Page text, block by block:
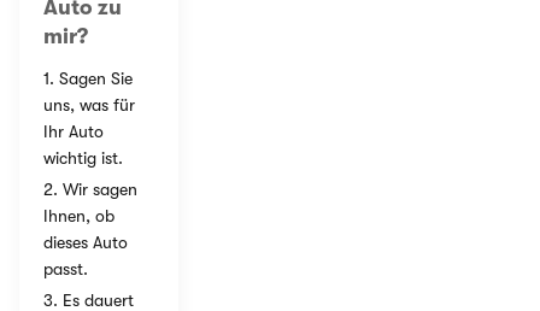
Auto zu
mir?
1. Sagen Sie
uns, was für
Ihr Auto
wichtig ist.
2. Wir sagen
Ihnen, ob
dieses Auto
passt.
3. Es dauert